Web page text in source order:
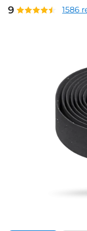
9
1586